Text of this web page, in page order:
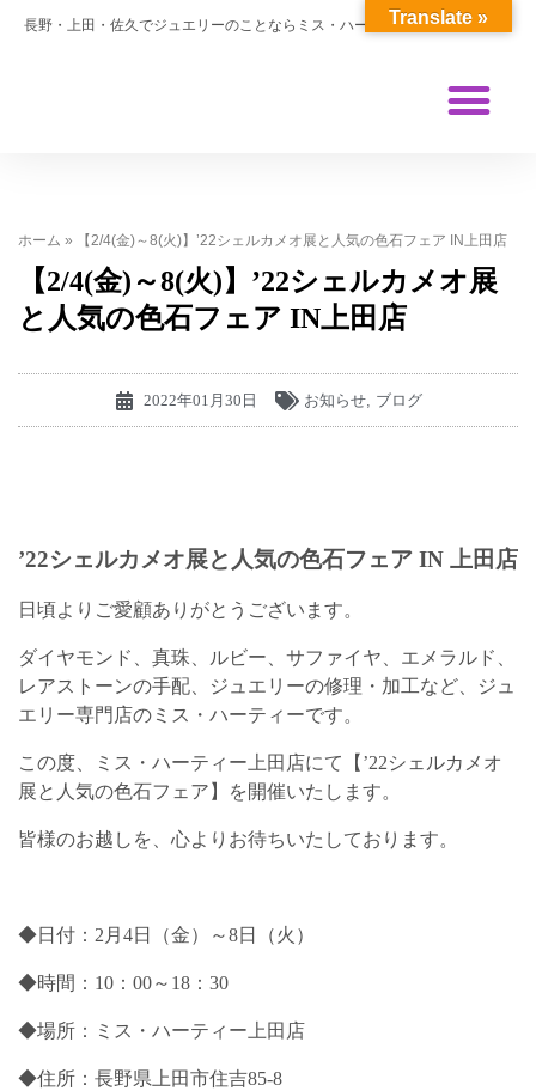
長野・上田・佐久でジュエリーのことならミス・ハーティー
ホーム » 【2/4(金)～8(火)】’22シェルカメオ展と人気の色石フェア IN上田店
【2/4(金)～8(火)】’22シェルカメオ展
と人気の色石フェア IN上田店
2022年01月30日 お知らせ, ブログ
’22シェルカメオ展と人気の色石フェア IN 上田店
日頃よりご愛顧ありがとうございます。
ダイヤモンド、真珠、ルビー、サファイヤ、エメラルド、
レアストーンの手配、ジュエリーの修理・加工など、ジュ
エリー専門店のミス・ハーティーです。
この度、ミス・ハーティー上田店にて【’22シェルカメオ
展と人気の色石フェア】を開催いたします。
皆様のお越しを、心よりお待ちいたしております。
◆日付：2月4日（金）～8日（火）
◆時間：10：00～18：30
◆場所：ミス・ハーティー上田店
◆住所：長野県上田市住吉85-8
Translate »